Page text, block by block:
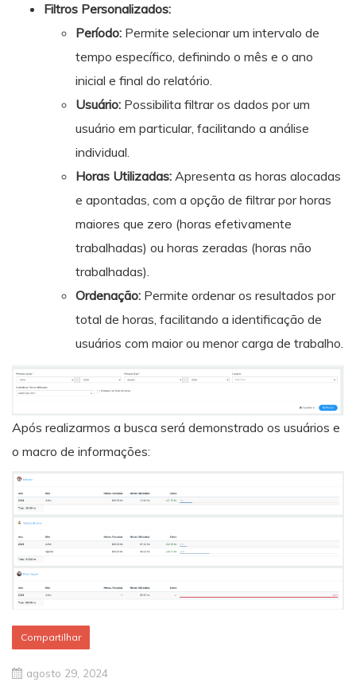
Filtros Personalizados:
Período: Permite selecionar um intervalo de
tempo específico, definindo o mês e o ano
inicial e final do relatório.
Usuário: Possibilita filtrar os dados por um
usuário em particular, facilitando a análise
individual.
Horas Utilizadas: Apresenta as horas alocadas
e apontadas, com a opção de filtrar por horas
maiores que zero (horas efetivamente
trabalhadas) ou horas zeradas (horas não
trabalhadas).
Ordenação: Permite ordenar os resultados por
total de horas, facilitando a identificação de
usuários com maior ou menor carga de trabalho.
Após realizarmos a busca será demonstrado os usuários e
o macro de informações:
Compartilhar
agosto 29, 2024